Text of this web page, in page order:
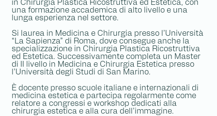
in Chirurgia Plastica Ricostruttiva ed Estetica, con
una formazione accademica di alto livello e una
lunga esperienza nel settore.
Si laurea in Medicina e Chirurgia presso l’Università
“La Sapienza” di Roma, dove consegue anche la
specializzazione in Chirurgia Plastica Ricostruttiva
ed Estetica. Successivamente completa un Master
di II livello in Medicina e Chirurgia Estetica presso
l’Università degli Studi di San Marino.
È docente presso scuole italiane e internazionali di
medicina estetica e partecipa regolarmente come
relatore a congressi e workshop dedicati alla
chirurgia estetica e alla cura dell’immagine.